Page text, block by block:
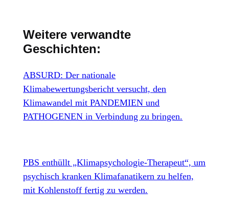
Weitere verwandte
Geschichten:
ABSURD: Der nationale
Klimabewertungsbericht versucht, den
Klimawandel mit PANDEMIEN und
PATHOGENEN in Verbindung zu bringen.
PBS enthüllt „Klimapsychologie-Therapeut“, um
psychisch kranken Klimafanatikern zu helfen,
mit Kohlenstoff fertig zu werden.